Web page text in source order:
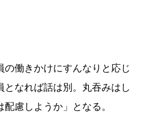
働きかけにすんなりと応じ
となれば話は別。丸吞みはし
慮しようか」となる。